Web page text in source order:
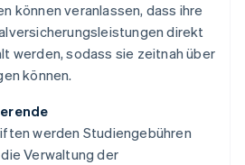
können veranlassen, dass ihre
direkt
werden, sodass sie zeitnah über
können.
werden Studiengebühren
Verwaltung der